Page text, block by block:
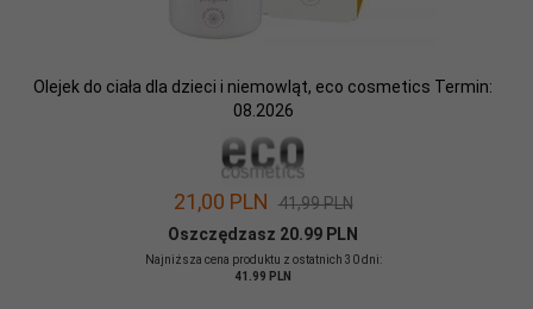
Olejek do ciała dla dzieci i niemowląt, eco cosmetics Termin:
08.2026
21,00 PLN 41,99 PLN
Oszczędzasz 20.99 PLN
Najniższa cena produktu z ostatnich 30 dni:
41.99 PLN